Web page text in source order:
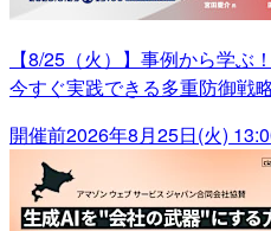
【8/25（火）】事例から学ぶ
今すぐ実践できる多重防御戦
開催前2026年8月25日(火)